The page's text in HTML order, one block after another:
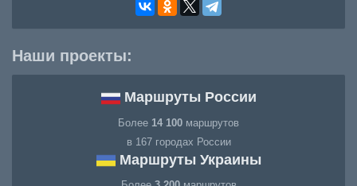
Наши проекты:
Маршруты России
Более 14 100 маршрутов
в 167 городах России
Маршруты Украины